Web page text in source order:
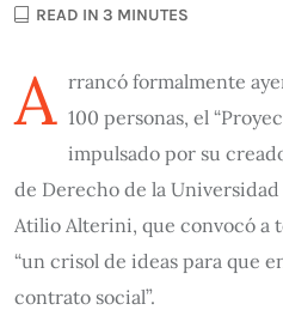
READ IN 3 MINUTES
A rrancó formalmente
100 personas, el
impulsado por su
de Derecho de la Universidad
Atilio Alterini, que convocó a
“un crisol de ideas para que
contrato social”.